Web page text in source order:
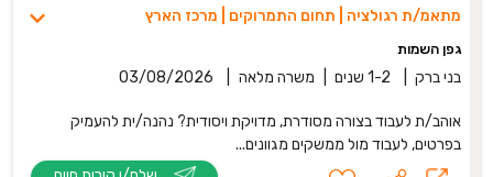
מתאמ/ת רגולציה | תחום התמרוקים | מרכז הארץ
גפן השמות
בני ברק 1-2 שנים משרה מלאה 03/08/2026
אוהב/ת לעבוד בצורה מסודרת, מדויקת ויסודית? נהנה/ית להעמיק
בפרטים, לעבוד מול ממשקים מגוונים...